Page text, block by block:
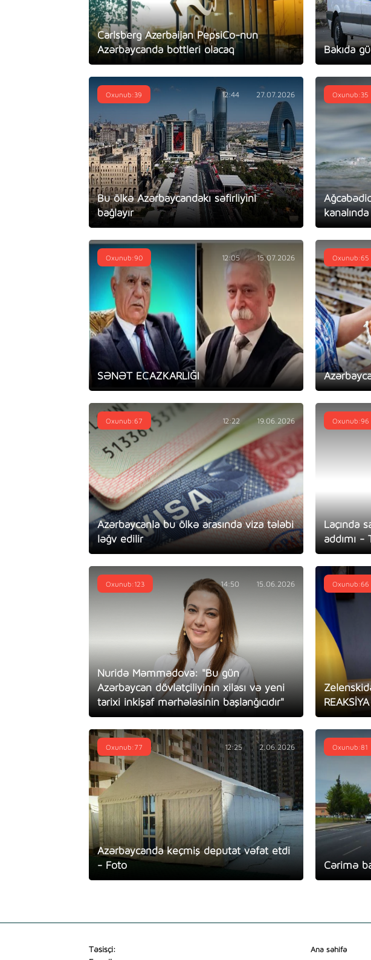
Carlsberg Azerbaijan PepsiCo-nun
Azərbaycanda bottleri olacaq
Bakıda
Bu ölkə Azərbaycandakı səfirliyini
bağlayır
Oxunub:39 12:44 27.07.2026 Oxunub:35
SƏNƏT ECAZKARLIĞI
Oxunub:90 12:05 15.07.2026 Oxunub:65
Azərbaycanla bu ölkə arasında viza tələbi
ləğv edilir
Oxunub:67 12:22 19.06.2026
Laçında
addımı -
Oxunub:96
Nuridə Məmmədova: "Bu gün
Azərbaycan dövlətçiliyinin xilası və yeni
tarixi inkişaf mərhələsinin başlanğıcıdır"
Oxunub:123 14:50 15.06.2026
REAKSİYA
Oxunub:66
Azərbaycanda keçmiş deputat vəfat etdi
- Foto
Oxunub:77 12:25 2.06.2026
Cərimə
Oxunub:81
Təsisçi:
Ana səhifə